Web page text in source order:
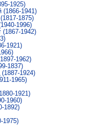
1925)
(1866-1941)
(1817-1875)
1996)
(1867-1942)
1921)
1962)
1837)
(1887-1924)
1965)
1921)
1960)
1892)
1975)